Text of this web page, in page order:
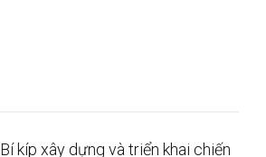
Bí kíp xây dựng và triển khai chiến